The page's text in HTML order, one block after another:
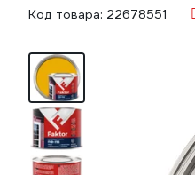
Код товара: 22678551